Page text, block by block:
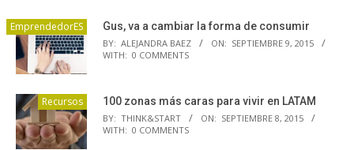
EmprendedorES Gus, va a cambiar la forma de consumir
BY: ALEJANDRA BAEZ ON: SEPTIEMBRE 9, 2015
WITH: 0 COMMENTS
Recursos 100 zonas más caras para vivir en LATAM
BY: THINK&START ON: SEPTIEMBRE 8, 2015
WITH: 0 COMMENTS